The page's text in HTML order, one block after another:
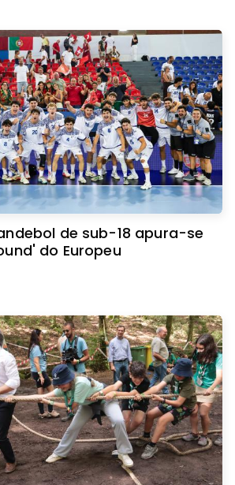
de sub-18 apura-se
do Europeu